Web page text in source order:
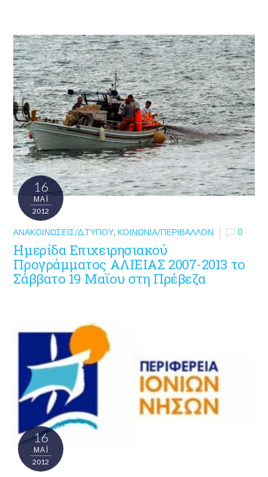
16
ΜΑΪ́
2012
ΑΝΑΚΟΙΝΏΣΕΙΣ/Δ.ΤΎΠΟΥ, ΚΟΙΝΩΝΊΑ/ΠΕΡΙΒΆΛΛΟΝ 0
Ημερίδα Επιχειρησιακού
Προγράμματος ΑΛΙΕΙΑΣ 2007-2013 το
Σάββατο 19 Μαϊου στη Πρέβεζα
16
ΜΑΪ́
2012